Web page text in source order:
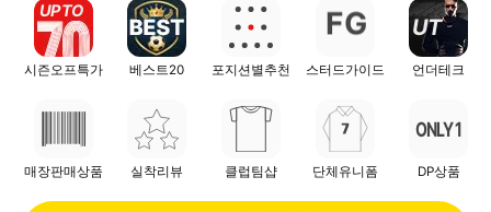
UP TO
시즌오프특가 베스트20 포지션별추천
FG
스터드가이드
UT
언더테크
매장판매상품 실착리뷰 클럽팀샵 단체유니폼
ONLY 1
DP상품